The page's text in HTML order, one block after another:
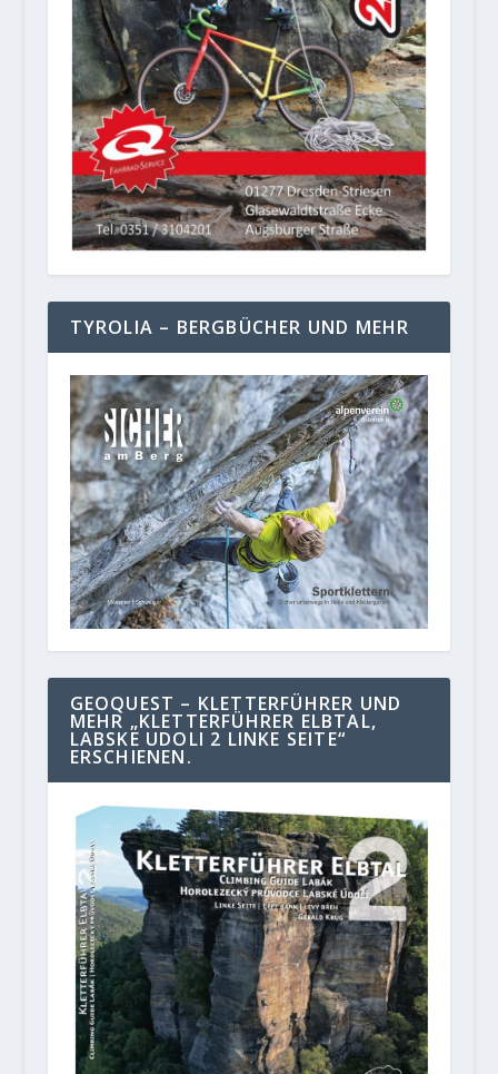
TYROLIA – BERGBÜCHER UND MEHR
GEOQUEST – KLETTERFÜHRER UND
MEHR „KLETTERFÜHRER ELBTAL,
LABSKE UDOLI 2 LINKE SEITE“
ERSCHIENEN.